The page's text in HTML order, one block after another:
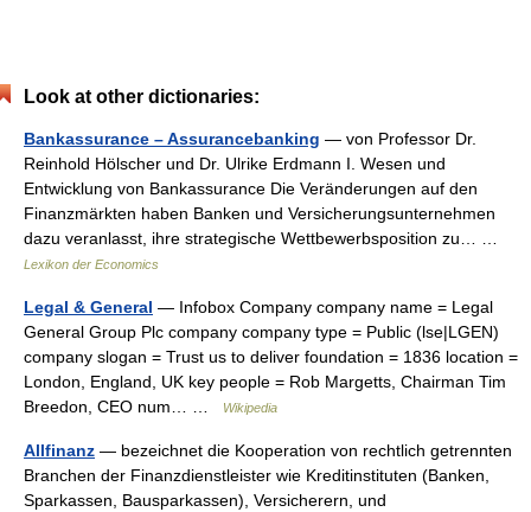
Look at other dictionaries:
Bankassurance – Assurancebanking — von Professor Dr.
Reinhold Hölscher und Dr. Ulrike Erdmann I. Wesen und
Entwicklung von Bankassurance Die Veränderungen auf den
Finanzmärkten haben Banken und Versicherungsunternehmen
dazu veranlasst, ihre strategische Wettbewerbsposition zu… …
Lexikon der Economics
Legal & General — Infobox Company company name = Legal
General Group Plc company company type = Public (lse|LGEN)
company slogan = Trust us to deliver foundation = 1836 location =
London, England, UK key people = Rob Margetts, Chairman Tim
Breedon, CEO num… …
Wikipedia
Allfinanz — bezeichnet die Kooperation von rechtlich getrennten
Branchen der Finanzdienstleister wie Kreditinstituten (Banken,
Sparkassen, Bausparkassen), Versicherern, und